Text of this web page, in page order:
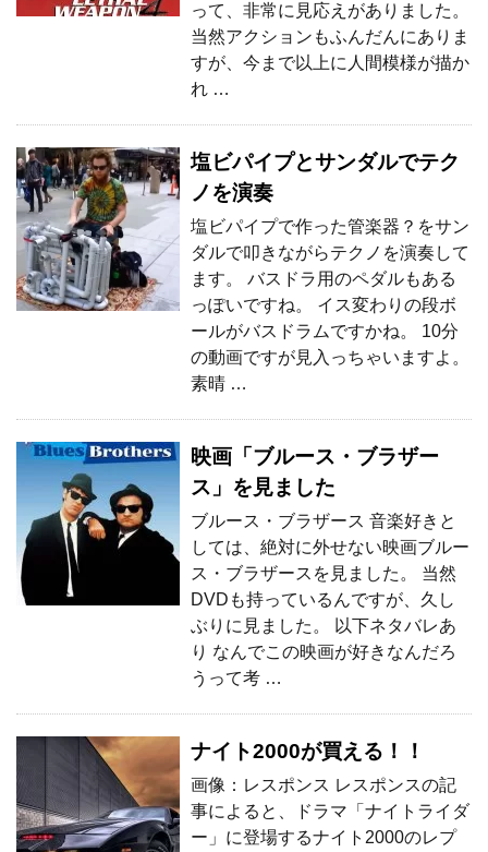
って、非常に見応えがありました。
当然アクションもふんだんにありま
すが、今まで以上に人間模様が描か
れ …
塩ビパイプとサンダルでテク
ノを演奏
塩ビパイプで作った管楽器？をサン
ダルで叩きながらテクノを演奏して
ます。 バスドラ用のペダルもある
っぽいですね。 イス変わりの段ボ
ールがバスドラムですかね。 10分
の動画ですが見入っちゃいますよ。
素晴 …
映画「ブルース・ブラザー
ス」を見ました
ブルース・ブラザース 音楽好きと
しては、絶対に外せない映画ブルー
ス・ブラザースを見ました。 当然
DVDも持っているんですが、久し
ぶりに見ました。 以下ネタバレあ
り なんでこの映画が好きなんだろ
うって考 …
ナイト2000が買える！！
画像：レスポンス レスポンスの記
事によると、ドラマ「ナイトライダ
ー」に登場するナイト2000のレプ